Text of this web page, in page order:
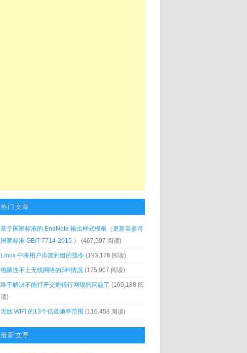
热门文章
基于国家标准的 EndNote 输出样式模板（更新至参考
国家标准 GB/T 7714-2015 ）
(467,507 阅读)
Linux 中将用户添加到组的指令 (193,176 阅读)
电脑连不上无线网络的5种情况 (175,907 阅读)
终于解决不能打开交通银行网银的问题了 (169,188 阅
读)
无线 WIFI 的13个信道频率范围 (116,458 阅读)
最新文章